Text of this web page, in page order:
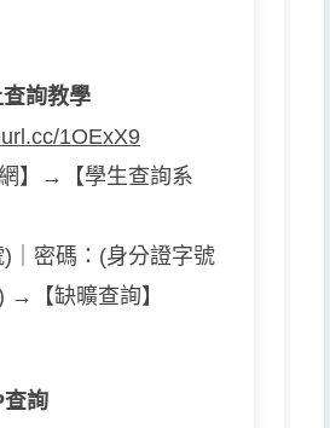
詢教學
1OExX9
】→【學生查詢系
｜密碼：(身分證字號
→【缺曠查詢】
查詢